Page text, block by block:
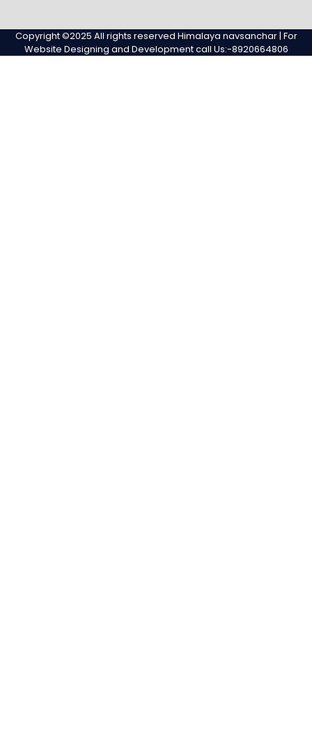
(no
title)
Policy
Page
Page
Copyright ©2025 All rights reserved Himalaya navsanchar | For
Website Designing and Development call Us:-8920664806